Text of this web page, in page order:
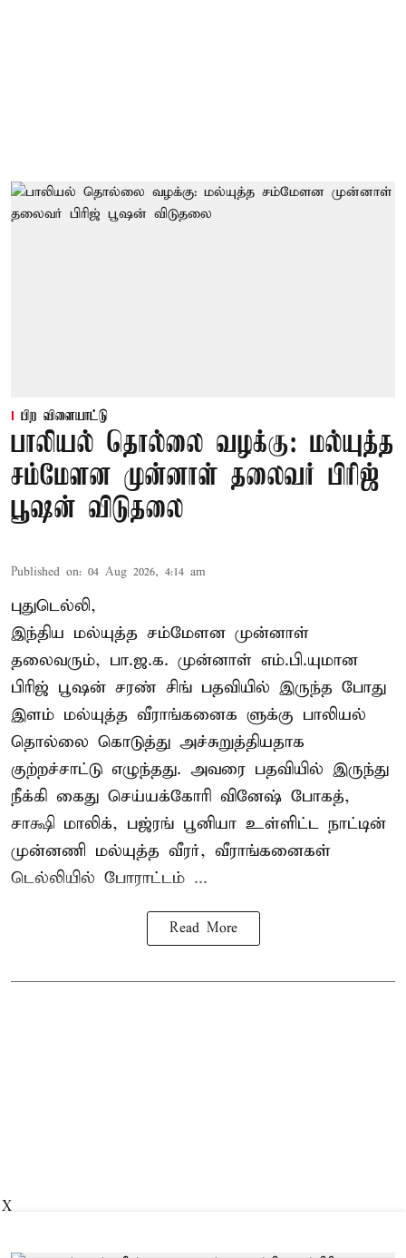
பிற விளையாட்டு
பாலியல் தொல்லை வழக்கு: மல்யுத்த
சம்மேளன முன்னாள் தலைவர் பிரிஜ்
பூஷன் விடுதலை
Published on: 04 Aug 2026, 4:14 am
புதுடெல்லி,
இந்திய மல்யுத்த சம்மேளன முன்னாள்
தலைவரும், பா.ஜ.க. முன்னாள் எம்.பி.யுமான
பிரிஜ் பூஷன் சரண் சிங் பதவியில் இருந்த போது
இளம் மல்யுத்த வீராங்கனைக ளுக்கு பாலியல்
தொல்லை கொடுத்து அச்சுறுத்தியதாக
குற்றச்சாட்டு எழுந்தது. அவரை பதவியில் இருந்து
நீக்கி கைது செய்யக்கோரி வினேஷ் போகத்,
சாக்ஷி மாலிக், பஜ்ரங் பூனியா உள்ளிட்ட நாட்டின்
முன்னணி மல்யுத்த வீரர், வீராங்கனைகள்
டெல்லியில் போராட்டம் ...
Read More
X